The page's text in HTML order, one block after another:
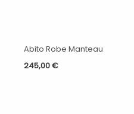
Abito Robe Manteau
245,00€